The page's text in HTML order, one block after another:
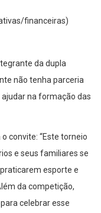
financeiras)
da dupla
não tenha parceria
na formação das
convite: “Este torneio
e seus familiares se
esporte e
da competição,
celebrar esse